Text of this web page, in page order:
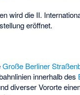
wird die II.
eröffnet.
Große Berliner
innerhalb des
diverser Vororte